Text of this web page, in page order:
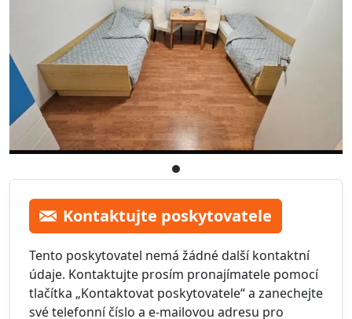
Kontaktujte poskytovatele
Tento poskytovatel nemá žádné další kontaktní
údaje. Kontaktujte prosím pronajímatele pomocí
tlačítka „Kontaktovat poskytovatele“ a zanechejte
své telefonní číslo a e-mailovou adresu pro